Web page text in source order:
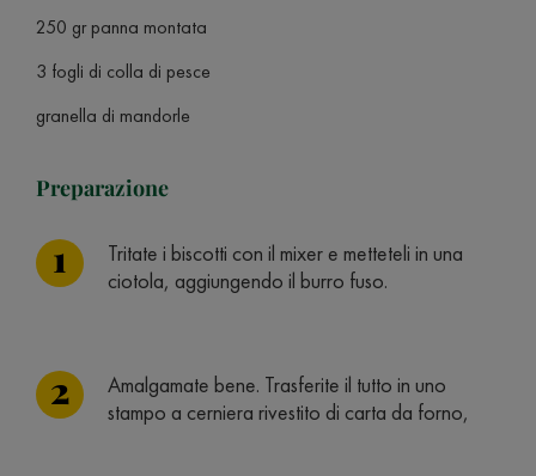
250 gr panna montata
3 fogli di colla di pesce
granella di mandorle
Preparazione
Tritate i biscotti con il mixer e metteteli in una
ciotola, aggiungendo il burro fuso.
Amalgamate bene. Trasferite il tutto in uno
stampo a cerniera rivestito di carta da forno,